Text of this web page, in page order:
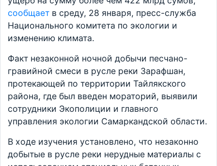
сообщает в среду, 28 января, пресс-служба
Национального комитета по экологии и
изменению климата.
Факт незаконной ночной добычи песчано-
гравийной смеси в русле реки Зарафшан,
протекающей по территории Тайлякского
района, где был введен мораторий, выявили
сотрудники Экополиции и главного
управления экологии Самаркандской области.
В ходе изучения установлено, что незаконно
добытые в русле реки нерудные материалы с